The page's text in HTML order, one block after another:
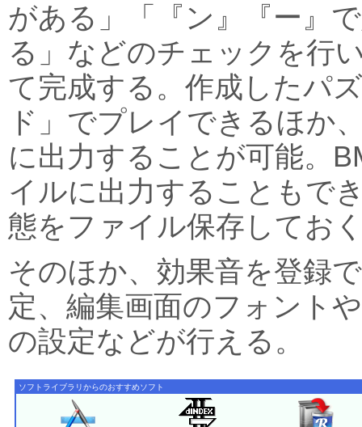
がある」「『ン』『ー』
る」などのチェックを行
て完成する。作成したパ
ド」でプレイできるほか
に出力することが可能。
イルに出力することもで
態をファイル保存してお
そのほか、効果音を登録
定、編集画面のフォント
の設定などが行える。
ソフトライブラリからのおすすめソフト